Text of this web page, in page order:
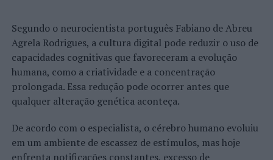
meio de mandato que este executivo governa, já foram
atribuídos 12 milhões e meio às Juntas de freguesia,
verba extra contratos interadministrativos”.
Mário Constantino aproveitou, ainda, para sintetizar o
que de mais importante aconteceu desde que tomou
posse em finais outubro de 2021. “Em cerca de um ano,
conseguimos acabar com o grave problema da
condenação judicial de mais de 200 milhões de euros,
assinando um acordo histórico com as Águas de
Segundo o neurocientista português Fabiano de Abreu
Agrela Rodrigues, a cultura digital pode reduzir o uso de
capacidades cognitivas que favoreceram a evolução
humana, como a criatividade e a concentração
prolongada. Essa redução pode ocorrer antes que
qualquer alteração genética aconteça.
De acordo com o especialista, o cérebro humano evoluiu
em um ambiente de escassez de estímulos, mas hoje
enfrenta notificações constantes, excesso de